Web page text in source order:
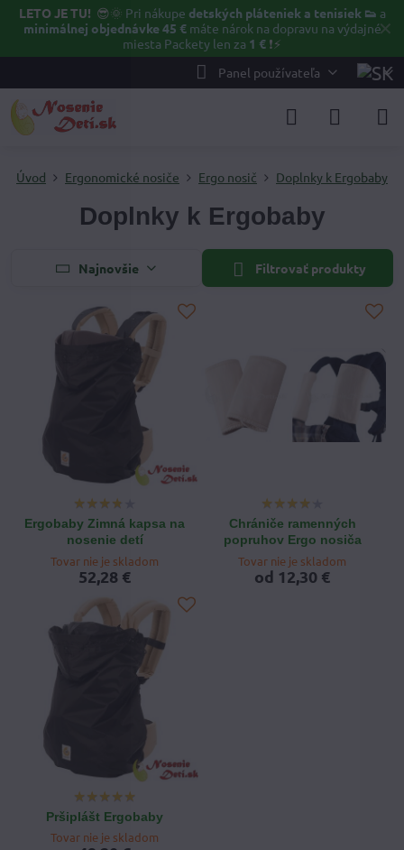
✕
LETO JE TU! 😎🌞 Pri nákupe detských pláteniek a tenisiek 👟 a
minimálnej objednávke 45 €máte nárok na dopravu na výdajné
miesta Packety len za 1 € ❗⚡️
Panel používateľa
Úvod Ergonomické nosiče Ergo nosič Doplnky k Ergobaby
Doplnky k Ergobaby
Najnovšie Filtrovať produkty
Ergobaby Zimná kapsa na
nosenie detí
Tovar nie je skladom
52,28 €
Chrániče ramenných
popruhov Ergo nosiča
Tovar nie je skladom
od 12,30 €
Pršiplášt Ergobaby
Tovar nie je skladom